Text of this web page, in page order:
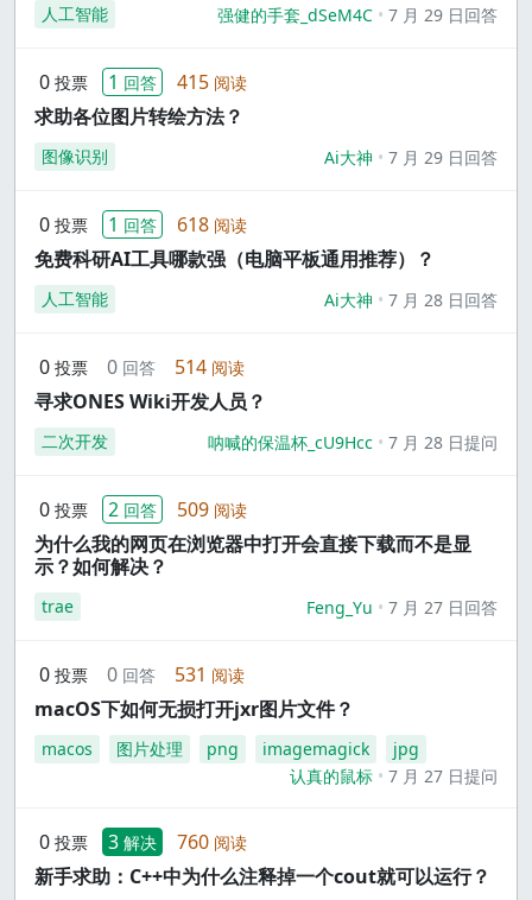
人工智能 强健的手套_dSeM4C 7 月 29 日回答
0 投票 1 回答 415 阅读
求助各位图片转绘方法？
图像识别 Ai大神 7 月 29 日回答
0 投票 1 回答 618 阅读
免费科研AI工具哪款强（电脑平板通用推荐）？
人工智能 Ai大神 7 月 28 日回答
0 投票 0 回答 514 阅读
寻求ONES Wiki开发人员？
二次开发 呐喊的保温杯_cU9Hcc 7 月 28 日提问
0 投票 2 回答 509 阅读
为什么我的网页在浏览器中打开会直接下载而不是显
示？如何解决？
trae Feng_Yu 7 月 27 日回答
0 投票 0 回答 531 阅读
macOS下如何无损打开jxr图片文件？
macos 图片处理 png imagemagick
jpg
认真的鼠标
7 月 27 日提问
0 投票 3 解决 760 阅读
新手求助：C++中为什么注释掉一个cout就可以运行？